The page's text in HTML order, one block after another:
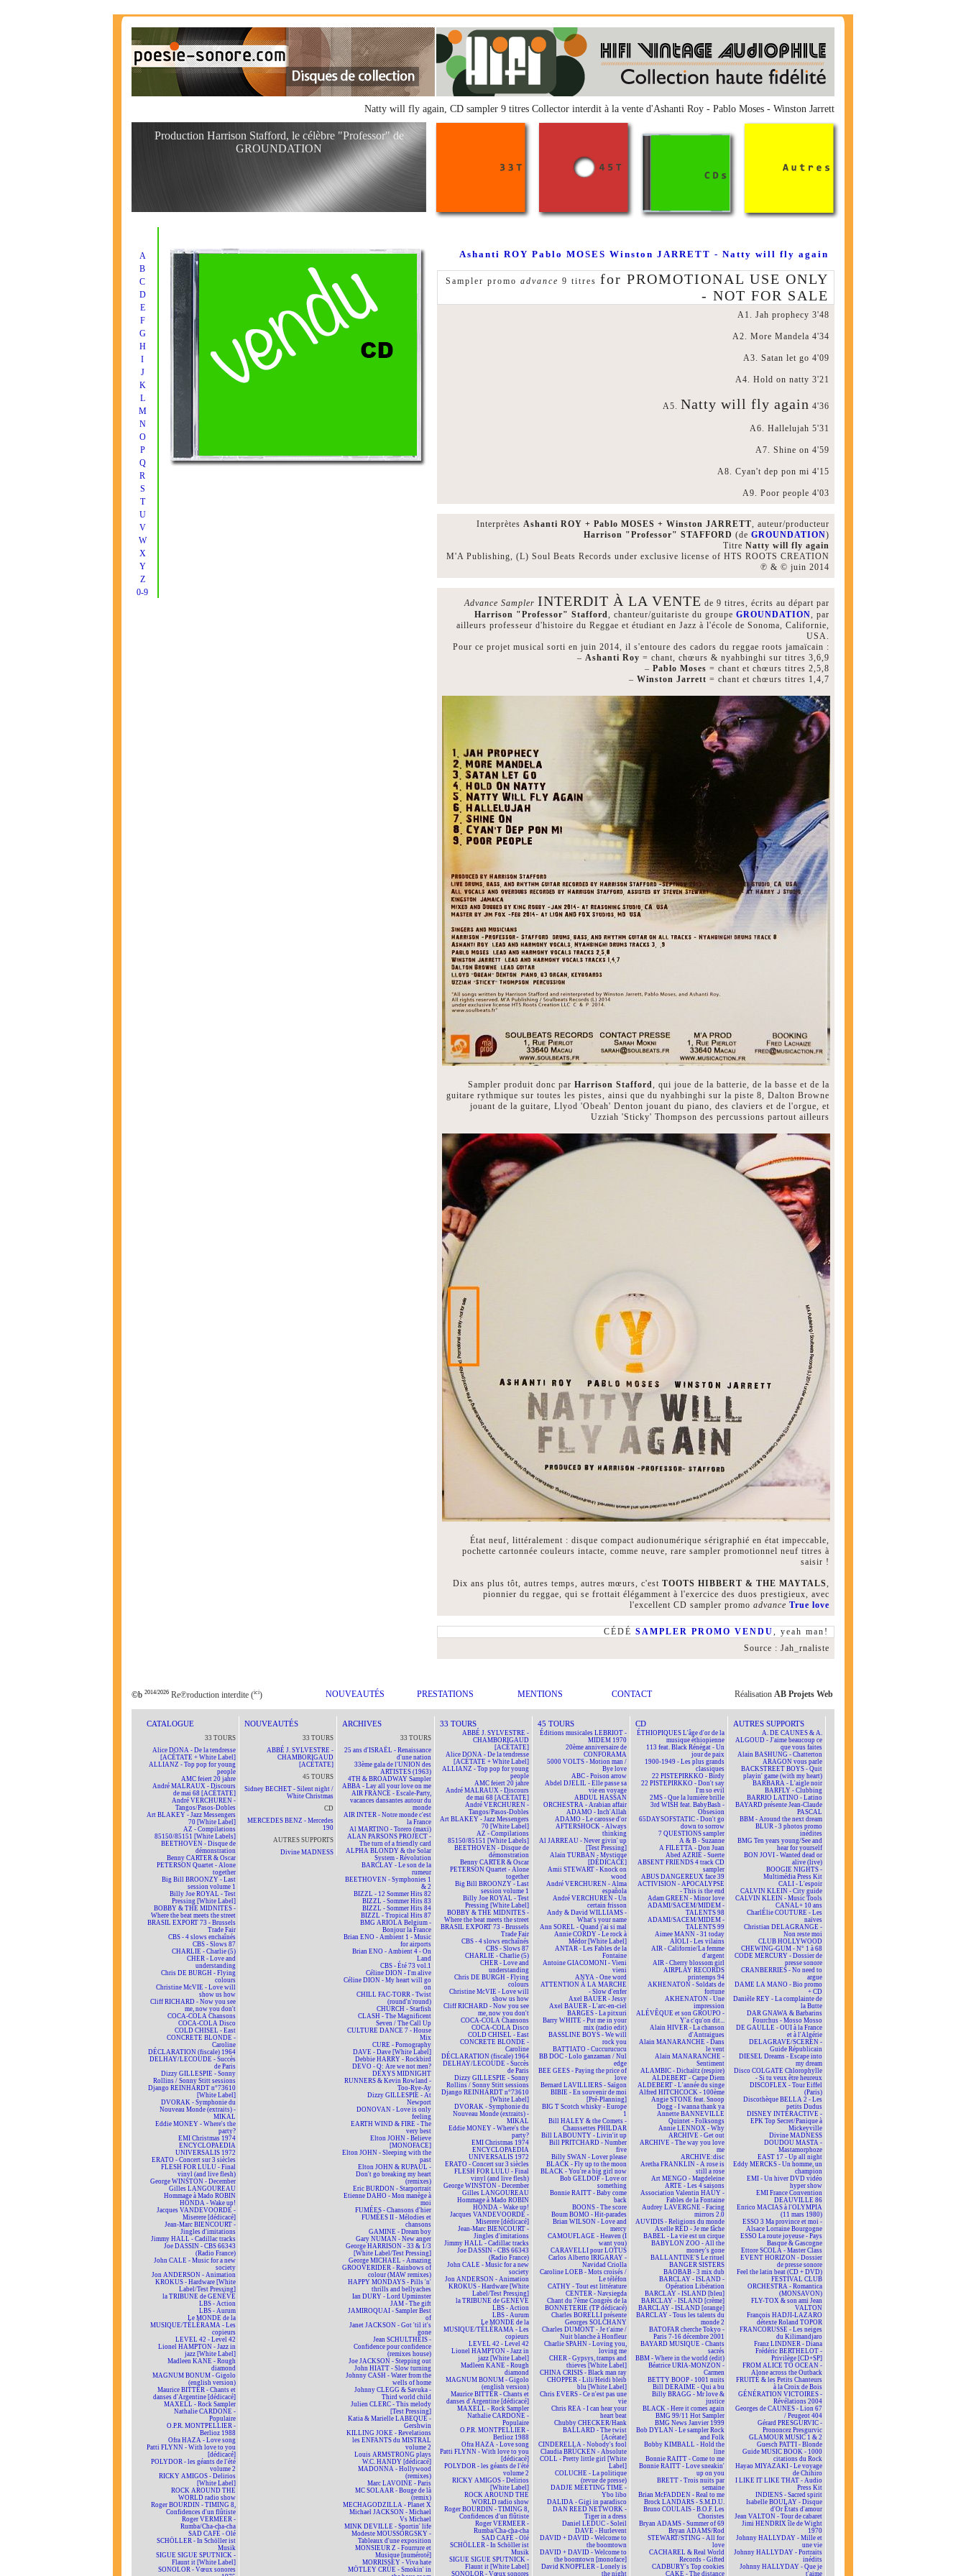
Natty will fly again, CD sampler 9 titres Collector interdit à la vente d'Ashanti Roy - Pablo Moses - Winston Jarrett
Production Harrison Stafford, le célèbre "Professor" de
GROUNDATION
A
B
C
D
E
F
G
H
I
J
K
L
M
N
O
P
Q
R
S
T
U
V
W
X
Y
Z
0-9
Ashanti ROY Pablo MOSES Winston JARRETT - Natty will fly again
Sampler promo advance 9 titres for PROMOTIONAL USE ONLY
- NOT FOR SALE
A1. Jah prophecy 3'48
A2. More Mandela 4'34
A3. Satan let go 4'09
A4. Hold on natty 3'21
A5. Natty will fly again 4'36
A6. Hallelujah 5'31
A7. Shine on 4'59
A8. Cyan't dep pon mi 4'15
A9. Poor people 4'03
Interprètes Ashanti ROY + Pablo MOSES + Winston JARRETT, auteur/producteur
Harrison "Professor" STAFFORD (de GROUNDATION)
Titre Natty will fly again
M'A Publishing, (L) Soul Beats Records under exclusive license of HTS ROOTS CREATION
℗ & © juin 2014
Advance Sampler INTERDIT À LA VENTE de 9 titres, écrits au départ par
Harrison "Professor" Stafford, chanteur/guitariste du groupe GROUNDATION, par
ailleurs professeur d'histoire du Reggae et étudiant en Jazz à l'école de Sonoma, Californie,
USA.
Pour ce projet musical sorti en juin 2014, il s'entoure des cadors du reggae roots jamaïcain :
– Ashanti Roy = chant, chœurs & nyahbinghi sur titres 3,6,9
– Pablo Moses = chant et chœurs titres 2,5,8
– Winston Jarrett = chant et chœurs titres 1,4,7
Sampler produit donc par Harrison Stafford, qui joue de la batterie, de la basse et de la
guitare rythmique sur toutes les pistes, ainsi que du nyahbinghi sur la piste 8, Dalton Browne
jouant de la guitare, Llyod 'Obeah' Denton jouant du piano, des claviers et de l'orgue, et
Uzziah 'Sticky' Thompson des percussions partout ailleurs
État neuf, littéralement : disque compact audionumérique sérigraphié en état impeccable,
pochette cartonnée couleurs intacte, comme neuve, rare sampler promotionnel neuf titres à
saisir !
Dix ans plus tôt, autres temps, autres mœurs, c'est TOOTS HIBBERT & THE MAYTALS,
pionnier du reggae, qui se frottait élégamment à l'exercice des duos prestigieux, avec
l'excellent CD sampler promo advance True love
CÉDÉ SAMPLER PROMO VENDU, yeah man!
Source : Jah_rnaliste
©b 2014/2026 Re℗roduction interdite (ici) NOUVEAUTÉS PRESTATIONS MENTIONS CONTACT Réalisation AB Projets Web
CATALOGUE
33 TOURS
Alice DONA - De la tendresse
[ACÉTATE + White Label]
ALLIANZ - Top pop for young
people
AMC feiert 20 jahre
André MALRAUX - Discours
de mai 68 [ACÉTATE]
André VERCHUREN -
Tangos/Pasos-Dobles
Art BLAKEY - Jazz Messengers
70 [White Label]
AZ - Compilations
85150/85151 [White Labels]
BEETHOVEN - Disque de
démonstration
Benny CARTER & Oscar
PETERSON Quartet - Alone
together
Big Bill BROONZY - Last
session volume 1
Billy Joe ROYAL - Test
Pressing [White Label]
BOBBY & THE MIDNITES -
Where the beat meets the street
BRASIL EXPORT 73 - Brussels
Trade Fair
CBS - 4 slows enchaînés
CBS - Slows 87
CHARLIE - Charlie (5)
CHER - Love and
understanding
Chris DE BURGH - Flying
colours
Christine McVIE - Love will
show us how
Cliff RICHARD - Now you see
me, now you don't
COCA-COLA Chansons
COCA-COLA Disco
COLD CHISEL - East
CONCRETE BLONDE -
Caroline
DÉCLARATION (fiscale) 1964
DELHAY/LECOUDE - Succès
de Paris
Dizzy GILLESPIE - Sonny
Rollins / Sonny Stitt sessions
Django REINHARDT n°73610
[White Label]
DVORAK - Symphonie du
Nouveau Monde (extraits) -
MIKAL
Eddie MONEY - Where's the
party?
EMI Christmas 1974
ENCYCLOPAEDIA
UNIVERSALIS 1972
ERATO - Concert sur 3 siècles
FLESH FOR LULU - Final
vinyl (and live flesh)
George WINSTON - December
Gilles LANGOUREAU
Hommage à Mado ROBIN
HONDA - Wake up!
Jacques VANDEVOORDE -
Miserere [dédicacé]
Jean-Marc BIENCOURT -
Jingles d'imitations
Jimmy HALL - Cadillac tracks
Joe DASSIN - CBS 66343
(Radio France)
John CALE - Music for a new
society
Jon ANDERSON - Animation
KROKUS - Hardware [White
Label/Test Pressing]
la TRIBUNE de GENÈVE
LBS - Action
LBS - Aurum
Le MONDE de la
MUSIQUE/TÉLÉRAMA - Les
copieurs
LEVEL 42 - Level 42
Lionel HAMPTON - Jazz in
jazz [White Label]
Madleen KANE - Rough
diamond
MAGNUM BONUM - Gigolo
(english version)
Maurice BITTER - Chants et
danses d'Argentine [dédicacé]
MAXELL - Rock Sampler
Nathalie CARDONE -
Populaire
O.P.R. MONTPELLIER -
Berlioz 1988
Ofra HAZA - Love song
Patti FLYNN - With love to you
[dédicacé]
POLYDOR - les géants de l'été
volume 2
RICKY AMIGOS - Delirios
[White Label]
ROCK AROUND THE
WORLD radio show
Roger BOURDIN - TIMING 8,
Confidences d'un flûtiste
Roger VERMEER -
Rumba/Cha-cha-cha
SAD CAFÉ - Olé
SCHÖLLER - In Schöller ist
Musik
SIGUE SIGUE SPUTNICK -
Flaunt it [White Label]
SONOLOR - Vœux sonores
NOUVEAUTÉS
33 TOURS
ABBÉ J. SYLVESTRE -
CHAMBORIGAUD
[ACÉTATE]
45 TOURS
Sidney BECHET - Silent night /
White Christmas
CD
MERCEDES BENZ - Mercedes
190
AUTRES SUPPORTS
Divine MADNESS
ARCHIVES
33 TOURS
25 ans d'ISRAËL - Renaissance
d'une nation
33ème gala de l'UNION des
ARTISTES (1963)
4TH & BROADWAY Sampler
ABBA - Lay all your love on me
AIR FRANCE - Escale-Party,
vacances dansantes autour du
monde
AIR INTER - Notre monde c'est
la France
Al MARTINO - Torero (maxi)
ALAN PARSONS PROJECT -
The turn of a friendly card
ALPHA BLONDY & the Solar
System - Révolution
BARCLAY - Le son de la
rumeur
BEETHOVEN - Symphonies 1
& 2
BIZZL - 12 Sommer Hits 82
BIZZL - Sommer Hits 83
BIZZL - Sommer Hits 84
BIZZL - Tropical Hits 87
BMG ARIOLA Belgium -
Bonjour la France
Brian ENO - Ambient 1 - Music
for airports
Brian ENO - Ambient 4 - On
Land
CBS - Été 73 vol.1
Céline DION - I'm alive
Céline DION - My heart will go
on
CHILL FAC-TORR - Twist
(round'n'round)
CHURCH - Starfish
CLASH - The Magnificent
Seven / The Call Up
CULTURE DANCE 7 - House
Mix
CURE - Pornography
DAVE - Dave [White Label]
Debbie HARRY - Rockbird
DEVO - Q: Are we not men?
DEXYS MIDNIGHT
RUNNERS & Kevin Rowland -
Too-Rye-Ay
Dizzy GILLESPIE - At
Newport
DONOVAN - Love is only
feeling
EARTH WIND & FIRE - The
very best
Elton JOHN - Believe
[MONOFACE]
Elton JOHN - Sleeping with the
past
Elton JOHN & RUPAUL -
Don't go breaking my heart
(remixes)
Eric BURDON - Starportrait
Etienne DAHO - Mon manège à
moi
FUMÉES - Chansons d'hier
FUMÉES II - Mélodies et
chansons
GAMINE - Dream boy
Gary NUMAN - New anger
George HARRISON - 33 & 1/3
[White Label/Test Pressing]
George MICHAEL - Amazing
GROOVERIDER - Rainbows of
colour (MAW remixes)
HAPPY MONDAYS - Pills 'n'
thrills and bellyaches
Ian DURY - Lord Upminster
JAM - The gift
JAMIROQUAI - Sampler Best
of
Janet JACKSON - Got 'til it's
gone
Jean SCHULTHEIS -
Confidence pour confidence
(remixes house)
Joe JACKSON - Stepping out
John HIATT - Slow turning
Johnny CASH - Water from the
wells of home
Johnny CLEGG & Savuka -
Third world child
Julien CLERC - This melody
[Test Pressing]
Katia & Marielle LABEQUE -
Gershwin
KILLING JOKE - Revelations
les ENFANTS du MISTRAL
volume 2
Louis ARMSTRONG plays
W.C. HANDY [dédicacé]
MADONNA - Hollywood
(remixes)
Marc LAVOINE - Paris
MC SOLAAR - Bouge de là
(remix)
MECHAGODZILLA - Planet X
Michael JACKSON - Michael
Vs Michael
MINK DEVILLE - Sportin' life
Modeste MOUSSORGSKY -
Tableaux d'une exposition
MONSIEUR Z - Fourrure et
Musique [numéroté]
MORRISSEY - Viva hate
MÖTLEY CRÜE - Smokin' in
33 TOURS
ABBÉ J. SYLVESTRE -
CHAMBORIGAUD
[ACÉTATE]
Alice DONA - De la tendresse
[ACÉTATE + White Label]
ALLIANZ - Top pop for young
people
AMC feiert 20 jahre
André MALRAUX - Discours
de mai 68 [ACÉTATE]
André VERCHUREN -
Tangos/Pasos-Dobles
Art BLAKEY - Jazz Messengers
70 [White Label]
AZ - Compilations
85150/85151 [White Labels]
BEETHOVEN - Disque de
démonstration
Benny CARTER & Oscar
PETERSON Quartet - Alone
together
Big Bill BROONZY - Last
session volume 1
Billy Joe ROYAL - Test
Pressing [White Label]
BOBBY & THE MIDNITES -
Where the beat meets the street
BRASIL EXPORT 73 - Brussels
Trade Fair
CBS - 4 slows enchaînés
CBS - Slows 87
CHARLIE - Charlie (5)
CHER - Love and
understanding
Chris DE BURGH - Flying
colours
Christine McVIE - Love will
show us how
Cliff RICHARD - Now you see
me, now you don't
COCA-COLA Chansons
COCA-COLA Disco
COLD CHISEL - East
CONCRETE BLONDE -
Caroline
DÉCLARATION (fiscale) 1964
DELHAY/LECOUDE - Succès
de Paris
Dizzy GILLESPIE - Sonny
Rollins / Sonny Stitt sessions
Django REINHARDT n°73610
[White Label]
DVORAK - Symphonie du
Nouveau Monde (extraits) -
MIKAL
Eddie MONEY - Where's the
party?
EMI Christmas 1974
ENCYCLOPAEDIA
UNIVERSALIS 1972
ERATO - Concert sur 3 siècles
FLESH FOR LULU - Final
vinyl (and live flesh)
George WINSTON - December
Gilles LANGOUREAU
Hommage à Mado ROBIN
HONDA - Wake up!
Jacques VANDEVOORDE -
Miserere [dédicacé]
Jean-Marc BIENCOURT -
Jingles d'imitations
Jimmy HALL - Cadillac tracks
Joe DASSIN - CBS 66343
(Radio France)
John CALE - Music for a new
society
Jon ANDERSON - Animation
KROKUS - Hardware [White
Label/Test Pressing]
la TRIBUNE de GENÈVE
LBS - Action
LBS - Aurum
Le MONDE de la
MUSIQUE/TÉLÉRAMA - Les
copieurs
LEVEL 42 - Level 42
Lionel HAMPTON - Jazz in
jazz [White Label]
Madleen KANE - Rough
diamond
MAGNUM BONUM - Gigolo
(english version)
Maurice BITTER - Chants et
danses d'Argentine [dédicacé]
MAXELL - Rock Sampler
Nathalie CARDONE -
Populaire
O.P.R. MONTPELLIER -
Berlioz 1988
Ofra HAZA - Love song
Patti FLYNN - With love to you
[dédicacé]
POLYDOR - les géants de l'été
volume 2
RICKY AMIGOS - Delirios
[White Label]
ROCK AROUND THE
WORLD radio show
Roger BOURDIN - TIMING 8,
Confidences d'un flûtiste
Roger VERMEER -
Rumba/Cha-cha-cha
SAD CAFÉ - Olé
SCHÖLLER - In Schöller ist
Musik
SIGUE SIGUE SPUTNICK -
Flaunt it [White Label]
SONOLOR - Vœux sonores
45 TOURS
Éditions musicales LEBRIOT -
MIDEM 1970
20ème anniversaire de
CONFORAMA
5000 VOLTS - Motion man /
Bye love
ABC - Poison arrow
Abdel DJELIL - Elle passe sa
vie en voyage
ABDUL HASSAN
ORCHESTRA - Arabian affair
ADAMO - Inch'Allah
ADAMO - Le carosse d'or
AFTERSHOCK - Always
thinking
Al JARREAU - Never givin' up
[Test Pressing]
Alain TURBAN - Mystique
[DÉDICACÉ]
Amii STEWART - Knock on
wood
André VERCHUREN - Alma
española
André VERCHUREN - Un
certain frisson
Andy & David WILLIAMS -
What's your name
Ann SOREL - Quand j'ai si mal
Annie CORDY - Le rock à
Médor [White Label]
ANTAR - Les Fables de la
Fontaine
Antoine GIACOMONI - Vieni
vieni
ANYA - One word
ATTENTION À LA MARCHE
- Slow d'enfer
Axel BAUER - Jessy
Axel BAUER - L'arc-en-ciel
BARGES - La pitxuri
Barry WHITE - Put me in your
mix (radio edit)
BASSLINE BOYS - We will
rock you
BATTIATO - Cuccurucucu
BB DOC - Lolo ganzaman / Nul
edge
BEE GEES - Paying the price of
love
Bernard LAVILLIERS - Saïgon
BIBIE - En souvenir de moi
[Pré-Planning]
BIG T Scotch whisky - Europe
1
Bill HALEY & the Comets -
Chaussettes PHILDAR
Bill LABOUNTY - Livin'it up
Bill PRITCHARD - Number
five
Billy SWAN - Lover please
BLACK - Fly up to the moon
BLACK - You're a big girl now
Bob GELDOF - Love or
something
Bonnie RAITT - Baby come
back
BOONS - The score
Boum BOMO - Hit-parades
Brian WILSON - Love and
mercy
CAMOUFLAGE - Heaven (I
want you)
CARAVELLI pour LOTUS
Carlos Alberto IRIGARAY -
Navidad Criolla
Caroline LOEB - Mots croisés /
Le téléfon
CATHY - Tout est littérature
CENTER - Navsiegda
Chant du 7ème Congrès de la
BONNETERIE (TP dédicacé)
Charles BORELLI présente
Georges SOLCHANY
Charles DUMONT - Je t'aime /
Nuit blanche à Honfleur
Charlie SPAHN - Loving you,
loving me
CHER - Gypsys, tramps and
thieves [White Label]
CHINA CRISIS - Black man ray
CHOPPER - Lili/Heidi bleib
blu [White Label]
Chris EVERS - Ce n'est pas une
vie
Chris REA - I can hear your
heart beat
Chubby CHECKER/Hank
BALLARD - The twist
[Acétate]
CINDERELLA - Nobody's fool
Claudia BRÜCKEN - Absolute
COLL - Pretty little girl [White
Label]
COLUCHE - La politique
(revue de presse)
DADJE MEETING TIME -
Ybo libo
DALIDA - Gigi in paradisco
DAN REED NETWORK -
Tiger in a dress
Daniel LEDUC - Soleil
DAVE - Hurlevent
DAVID + DAVID - Welcome to
the boomtown
DAVID + DAVID - Welcome to
the boomtown [monoface]
David KNOPFLER - Lonely is
the night
CD
ÉTHIOPIQUES L'âge d'or de la
musique éthiopienne
113 feat. Black Rénégat - Un
jour de paix
1900-1949 - Les plus grands
classiques
22 PISTEPIRKKO - Birdy
22 PISTEPIRKKO - Don't say
I'm so evil
2MS - Que la lumière brille
3rd WISH feat. BabyBash -
Obsesion
65DAYSOFSTATIC - Don't go
down to sorrow
7 QUESTIONS sampler
A & B - Suzanne
A FILETTA - Don Juan
Abed AZRIÉ - Suerte
ABSENT FRIENDS 4 track CD
sampler
ABUS DANGEREUX face 39
ACTIVISION - APOCALYPSE
- This is the end
Adam GREEN - Minor love
ADAMI/SACEM/MIDEM -
TALENTS 98
ADAMI/SACEM/MIDEM -
TALENTS 99
Aimee MANN - 31 today
AÏOLI - Les vilains
AIR - Californie/La femme
d'argent
AIR - Cherry blossom girl
AIRPLAY RECORDS
printemps 94
AKHENATON - Soldats de
fortune
AKHENATON - Une
impression
ALÉVÊQUE et son GROUPO -
Y'a c'qu'on dit...
Alain HIVER - La chanson
d'Antraigues
Alain MANARANCHE - Dans
le vent
Alain MANARANCHE -
Sentiment
ALAMBIC - Dichaïtz (respire)
ALDEBERT - Carpe Diem
ALDEBERT - L'année du singe
Alfred HITCHCOCK - 100ème
Angie STONE feat. Snoop
Dogg - I wanna thank ya
Annette BANNEVILLE
Quintet - Folksongs
Annie LENNOX - Why
ARCHIVE - Get out
ARCHIVE - The way you love
me
ARCHIVE:disc
Aretha FRANKLIN - A rose is
still a rose
Art MENGO - Magdeleine
ARTE - Les 4 saisons
Association Valentin HAÜY -
Fables de la Fontaine
Audrey LAVERGNE - Facing
mirrors 2.0
AUVIDIS - Religions du monde
Axelle RED - Je me fâche
BABEL - La vie est un cirque
BABYLON ZOO - All the
money's gone
BALLANTINE'S Le rituel
BANGER SISTERS
BAOBAB - 3 mix dub
BARCLAY - ISLAND -
Opération Libération
BARCLAY - ISLAND [bleu]
BARCLAY - ISLAND [crème]
BARCLAY - ISLAND [orange]
BARCLAY - Tous les talents du
monde 2
BATOFAR cherche Tokyo -
Paris 7-16 décembre 2001
BAYARD MUSIQUE - Chants
sacrés
BBM - Where in the world (edit)
Béatrice URIA-MONZON -
Carmen
BETTY BOOP - 1001 nuits
Bill DERAIME - Qui a bu
Billy BRAGG - Mr love &
justice
BLACK - Here it comes again
BMG 99/11 Hot Sampler
BMG News Janvier 1999
Bob DYLAN - Le sampler Rock
and Folk
Bobby KIMBALL - Hold the
line
Bonnie RAITT - Come to me
Bonnie RAITT - Love sneakin'
up on you
BRETT - Trois nuits par
semaine
Brian McFADDEN - Real to me
Brock LANDARS - S.M.D.U.
Bruno COULAIS - B.O.F. Les
Choristes
Bryan ADAMS - Summer of 69
Bryan ADAMS/Rod
STEWART/STING - All for
love
CACHAREL & Real World
Records - Gifted
CADBURY's Top cookies
CAKE - The distance
AUTRES SUPPORTS
A. DE CAUNES & A.
ALGOUD - J'aime beaucoup ce
que vous faites
Alain BASHUNG - Chatterton
ARAGON vous parle
BACKSTREET BOYS - Quit
playin' game (with my heart)
BARBARA - L'aigle noir
BARFLY - Clubbing
BARRIO LATINO - Latino
BAYARD présente Jean-Claude
PASCAL
BBM - Around the next dream
BLUR - 3 photos promo
inédites
BMG Ten years young/See and
hear for yourself
BON JOVI - Wanted dead or
alive (live)
BOOGIE NIGHTS -
Multimédia Press Kit
CALI - L'espoir
CALVIN KLEIN - City guide
CALVIN KLEIN - Music Tools
CANAL+ 10 ans
CharlÉlie COUTURE - Les
naïves
Christian DELAGRANGE -
Non reste moi
CLUB HOLLYWOOD
CHEWING-GUM - N° 1 à 68
CODE MERCURY - Dossier de
presse sonore
CRANBERRIES - No need to
argue
DAME LA MANO - Bio promo
+ CD
Danièle REY - La complainte de
la Butte
DAR GNAWA & Barbarins
Fourchus - Mosso Mosso
DE GAULLE - OUI à la France
et à l'Algérie
DELAGRAVE/SCEREN -
Guide Républicain
DIESEL Dreams - Escape into
my dream
Disco COLGATE Chlorophylle
- Si tu veux être heureux
DISCOFLEX - Tour Eiffel
(Paris)
Discothèque BELLA 2 - Les
petits Dudus
DISNEY INTERACTIVE -
EPK Top Secret/Panique à
Mickeyville
Divine MADNESS
DOUDOU MASTA -
Mastamorphoze
EAST 17 - Up all night
Eddy MERCKS - Un homme, un
champion
EMI - Un hiver DVD vidéo
hyper show
EMI France Convention
DEAUVILLE 86
Enrico MACIAS à l'OLYMPIA
(11 mars 1980)
ESSO 3 Ma province et moi -
Alsace Lorraine Bourgogne
ESSO La route joyeuse - Pays
Basque & Gascogne
Ettore SCOLA - Master Class
EVENT HORIZON - Dossier
de presse sonore
Feel the latin beat (CD + DVD)
FESTIVAL CLUB
ORCHESTRA - Romantica
(MONSAVON)
FLY-TOX & son ami Jean
VALTON
François HADJI-LAZARO
détexte Roland TOPOR
FRANCORUSSE - Les neiges
du Kilimandjaro
Franz LINDNER - Diana
Frédéric BERTHELOT -
Privilège [CD+SP]
FROM ALICE TO OCEAN -
Alone across the Outback
FRUITÉ & les Petits Chanteurs
à la Croix de Bois
GÉNÉRATION VICTOIRES -
Révélations 2004
Georges de CAUNES - Lion 67
/ Peugeot 404
Gérard PRESGURVIC -
Prononcez Presgurvic
GLAMOUR MUSIC 1 & 2
Guesch PATTI - Blonde
Guide MUSIC BOOK - 1000
citations du Rock
Hayao MIYAZAKI - Le voyage
de Chihiro
I LIKE IT LIKE THAT - Audio
Press Kit
INDIENS - Sacred spirit
Isabelle BOULAY - Disque
d'Or États d'amour
Jean VALTON - Tour de cabaret
Jimi HENDRIX île de Wight
1970
Johnny HALLYDAY - Mille et
une vie
Johnny HALLYDAY - Portraits
inédits
Johnny HALLYDAY - Que je
t'aime